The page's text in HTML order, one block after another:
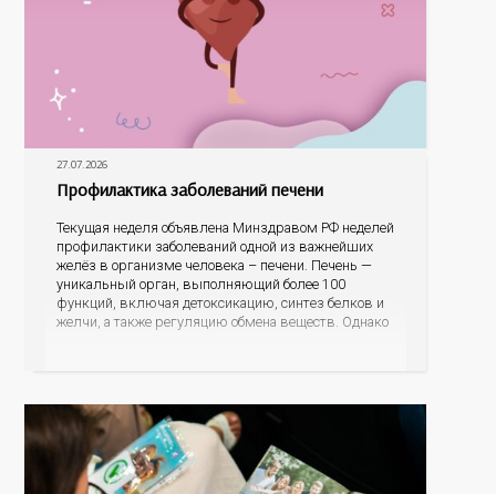
27.07.2026
Профилактика заболеваний печени
Текущая неделя объявлена Минздравом РФ неделей
профилактики заболеваний одной из важнейших
желёз в организме человека – печени. Печень —
уникальный орган, выполняющий более 100
функций, включая детоксикацию, синтез белков и
желчи, а также регуляцию обмена веществ. Однако